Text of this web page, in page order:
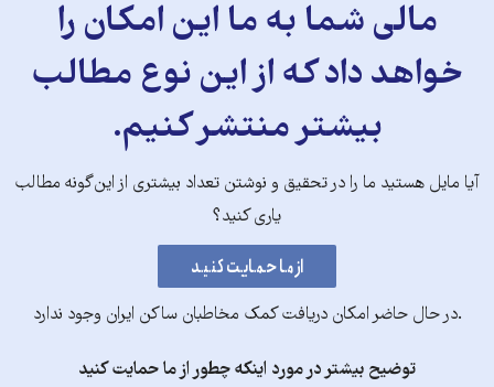
مالی شما به ما این امکان را
خواهد داد که از این نوع مطالب
بیشتر منتشر کنیم.
آیا مایل هستید ما را در تحقیق و نوشتن تعداد بیشتری از این‌گونه مطالب
یاری کنید؟
.در حال حاضر امکان دریافت کمک مخاطبان ساکن ایران وجود ندارد
توضیح بیشتر در مورد اینکه چطور از ما حمایت کنید